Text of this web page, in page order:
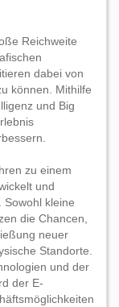
Reichweite
dabei von
können. Mithilfe
und Big
zu einem
und
Sowohl kleine
die Chancen,
neuer
Standorte.
und der
der E-